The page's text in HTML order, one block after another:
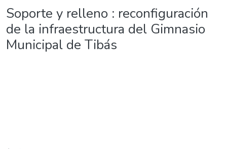
Soporte y relleno : reconfiguración
de la infraestructura del Gimnasio
Municipal de Tibás